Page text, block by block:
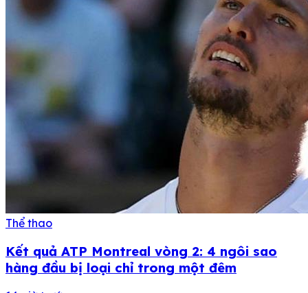
Thể thao
Kết quả ATP Montreal vòng 2: 4 ngôi sao
hàng đầu bị loại chỉ trong một đêm